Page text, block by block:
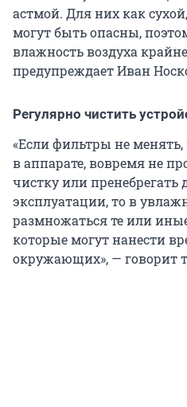
астмой. Для них как
могут быть опасны,
влажность воздуха
предупреждает Иван
Регулярно чистить
«Если фильтры не менять,
в аппарате, вовремя не
чистку или пренебрегать
эксплуатации, то в
размножаться те или
которые могут нанести
окружающих», — говорит